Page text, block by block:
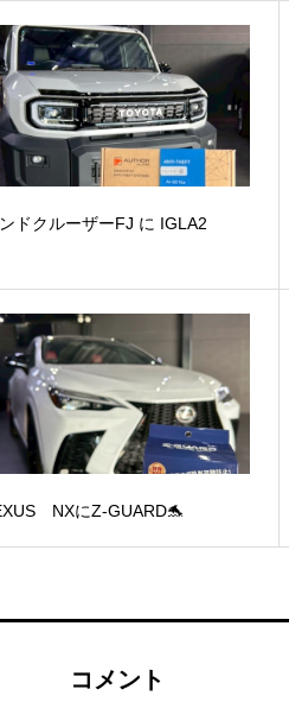
ドクルーザーFJ に IGLA2
NXにZ-GUARD🐬
コメント